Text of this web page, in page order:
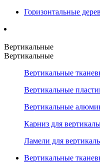
Горизонтальные
Вертикальные
Вертикальные
Вертикальные
Вертикальные
Вертикальные
Карниз для
Ламели для
Вертикальные